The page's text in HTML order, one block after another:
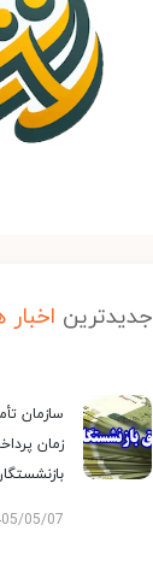
جدیدترین اخبار
سازمان
زمان
05/07